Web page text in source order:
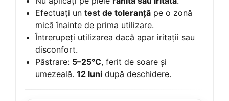
Efectuați un test de toleranță pe o zonă
mică înainte de prima utilizare.
Întrerupeți utilizarea dacă apar iritații sau
disconfort.
Păstrare: 5–25°C, ferit de soare și
umezeală. 12 luni după deschidere.